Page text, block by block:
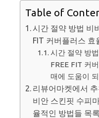
Table of
시간 절약 방법 비
FIT 커버플러스 효
시간 절약 방
FREE FIT 커
매에 도움이
리뷰어마켓에서
비안 스킨핏 수피
율적인 방법들 목록